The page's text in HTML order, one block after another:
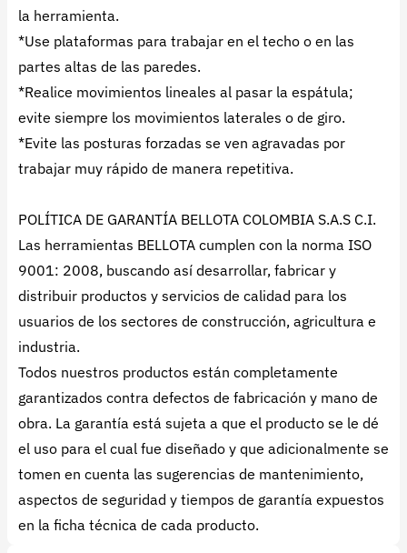
la herramienta.
*Use plataformas para trabajar en el techo o en las
partes altas de las paredes.
*Realice movimientos lineales al pasar la espátula;
evite siempre los movimientos laterales o de giro.
*Evite las posturas forzadas se ven agravadas por
trabajar muy rápido de manera repetitiva.
POLÍTICA DE GARANTÍA BELLOTA COLOMBIA S.A.S C.I.
Las herramientas BELLOTA cumplen con la norma ISO
9001: 2008, buscando así desarrollar, fabricar y
distribuir productos y servicios de calidad para los
usuarios de los sectores de construcción, agricultura e
industria.
Todos nuestros productos están completamente
garantizados contra defectos de fabricación y mano de
obra. La garantía está sujeta a que el producto se le dé
el uso para el cual fue diseñado y que adicionalmente se
tomen en cuenta las sugerencias de mantenimiento,
aspectos de seguridad y tiempos de garantía expuestos
en la ficha técnica de cada producto.